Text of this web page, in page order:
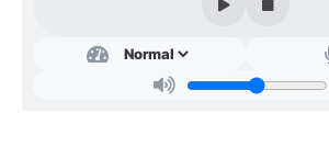
Galeria de Vídeos